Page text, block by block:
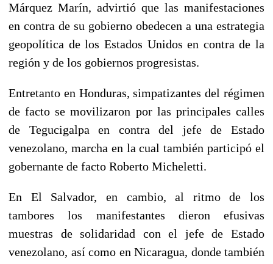
Márquez Marín, advirtió que las manifestaciones
en contra de su gobierno obedecen a una estrategia
geopolítica de los Estados Unidos en contra de la
región y de los gobiernos progresistas.
Entretanto en Honduras, simpatizantes del régimen
de facto se movilizaron por las principales calles
de Tegucigalpa en contra del jefe de Estado
venezolano, marcha en la cual también participó el
gobernante de facto Roberto Micheletti.
En El Salvador, en cambio, al ritmo de los
tambores los manifestantes dieron efusivas
muestras de solidaridad con el jefe de Estado
venezolano, así como en Nicaragua, donde también